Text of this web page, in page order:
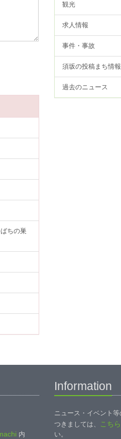
ちの巣
観光
求人情報
事件・事故
須坂の投稿まち情報
過去のニュース
内
Information
ニュース・イベント
つきましては、
こちら
い。